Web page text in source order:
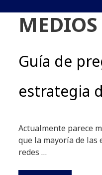
MEDIOS
Guía de
estrategia
Actualmente parece
que la mayoría de las
redes …